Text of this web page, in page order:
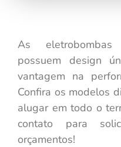
As eletrobombas
possuem design
vantagem na
Confira os modelos
alugar em todo o
contato para
orçamentos!